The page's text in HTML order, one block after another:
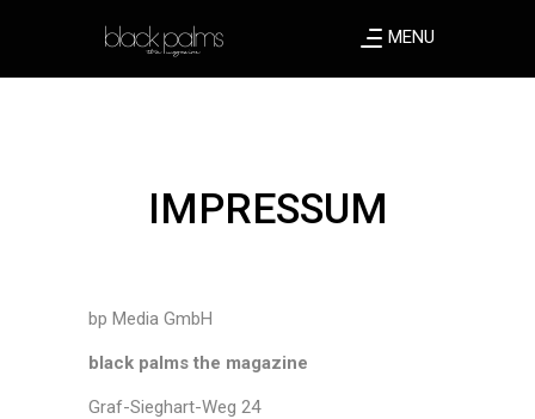
MENU
IMPRESSUM
bp Media GmbH
black palms the magazine
Graf-Sieghart-Weg 24